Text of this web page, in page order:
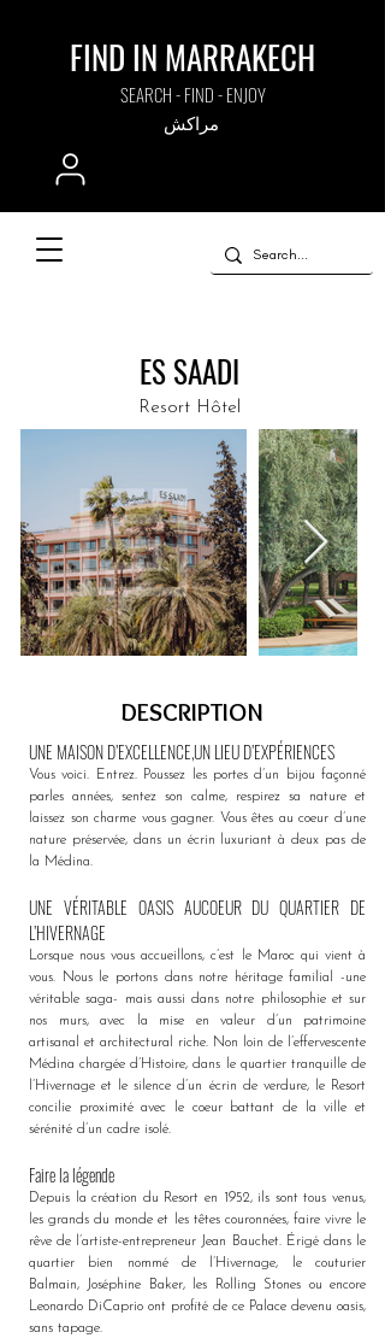
FIND IN MARRAKECH
SEARCH - FIND - ENJOY
مراكش
ES SAADI
Resort Hôtel
DESCRIPTION
UNE MAISON D’EXCELLENCE,UN LIEU D’EXPÉRIENCES
Vous voici. Entrez. Poussez les portes d’un bijou façonné
parles années, sentez son calme, respirez sa nature et
laissez son charme vous gagner. Vous êtes au coeur d’une
nature préservée, dans un écrin luxuriant à deux pas de
la Médina.
UNE VÉRITABLE OASIS AUCOEUR DU QUARTIER DE
L’HIVERNAGE
Lorsque nous vous accueillons, c’est le Maroc qui vient à
vous. Nous le portons dans notre héritage familial -une
véritable saga- mais aussi dans notre philosophie et sur
nos murs, avec la mise en valeur d’un patrimoine
artisanal et architectural riche. Non loin de l’effervescente
Médina chargée d’Histoire, dans le quartier tranquille de
l’Hivernage et le silence d’un écrin de verdure, le Resort
concilie proximité avec le coeur battant de la ville et
sérénité d’un cadre isolé.
Faire la légende
Depuis la création du Resort en 1952, ils sont tous venus,
les grands du monde et les têtes couronnées, faire vivre le
rêve de l’artiste-entrepreneur Jean Bauchet. Érigé dans le
quartier bien nommé de l’Hivernage, le couturier
Balmain, Joséphine Baker, les Rolling Stones ou encore
Leonardo DiCaprio ont profité de ce Palace devenu oasis,
sans tapage.